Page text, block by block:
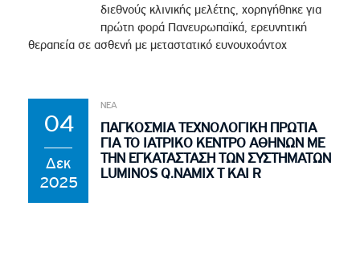
διεθνούς κλινικής μελέτης, χορηγήθηκε για
πρώτη φορά Πανευρωπαϊκά, ερευνητική
θεραπεία σε ασθενή με μεταστατικό ευνουχοάντοχ
04
Δεκ
2025
ΝΕΑ
ΠΑΓΚΟΣΜΙΑ ΤΕΧΝΟΛΟΓΙΚΗ ΠΡΩΤΙΑ
ΓΙΑ ΤΟ ΙΑΤΡΙΚΟ ΚΕΝΤΡΟ ΑΘΗΝΩΝ ΜΕ
ΤΗΝ ΕΓΚΑΤΑΣΤΑΣΗ ΤΩΝ ΣΥΣΤΗΜΑΤΩΝ
LUMINOS Q.NAMIX T ΚΑΙ R